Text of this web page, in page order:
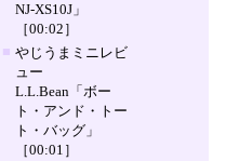
NJ-XS10J」
［00:02］
■ やじうまミニレビ
ュー
L.L.Bean「ボー
ト・アンド・トー
ト・バッグ」
［00:01］